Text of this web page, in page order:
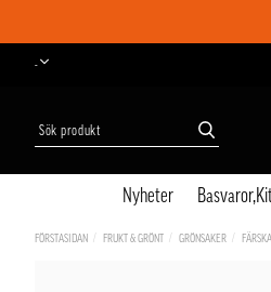
-
Nyheter
FÖRSTASIDAN FRUKT & GRÖNT GRÖNSAKER